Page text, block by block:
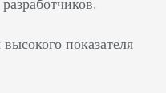
показателя